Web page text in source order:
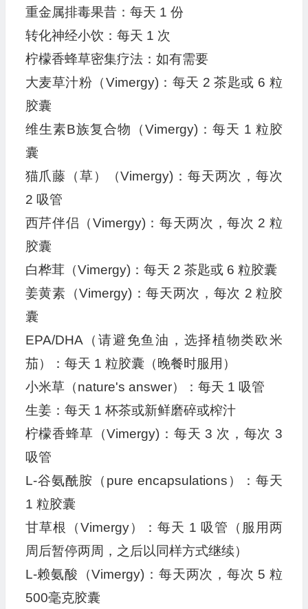
重金属排毒果昔：每天 1 份
转化神经小饮：每天 1 次
柠檬香蜂草密集疗法：如有需要
大麦草汁粉（Vimergy)：每天 2 茶匙或 6 粒
胶囊
维生素B族复合物（Vimergy)：每天 1 粒胶
囊
猫爪藤（草）（Vimergy)：每天两次，每次
2 吸管
西芹伴侣（Vimergy)：每天两次，每次 2 粒
胶囊
白桦茸（Vimergy)：每天 2 茶匙或 6 粒胶囊
姜黄素（Vimergy)：每天两次，每次 2 粒胶
囊
EPA/DHA（请避免鱼油，选择植物类欧米
茄）：每天 1 粒胶囊（晚餐时服用）
小米草（nature's answer）：每天 1 吸管
生姜：每天 1 杯茶或新鲜磨碎或榨汁
柠檬香蜂草（Vimergy)：每天 3 次，每次 3
吸管
L-谷氨酰胺（pure encapsulations）：每天
1 粒胶囊
甘草根（Vimergy）：每天 1 吸管（服用两
周后暂停两周，之后以同样方式继续）
L-赖氨酸（Vimergy)：每天两次，每次 5 粒
500毫克胶囊